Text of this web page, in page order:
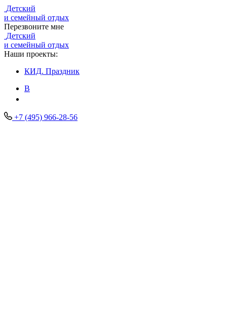
Детский
и семейный отдых
Перезвоните мне
Детский
и семейный отдых
Наши проекты:
КИД. Праздник
В
+7 (495) 966-28-56